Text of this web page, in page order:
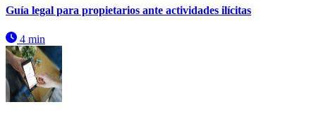
Guía legal para propietarios ante actividades ilícitas
4 min